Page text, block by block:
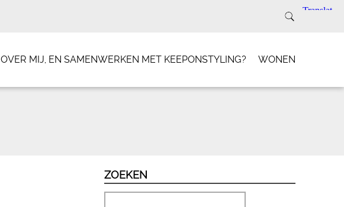
OVER MIJ, EN SAMENWERKEN MET KEEPONSTYLING? WONEN
ZOEKEN